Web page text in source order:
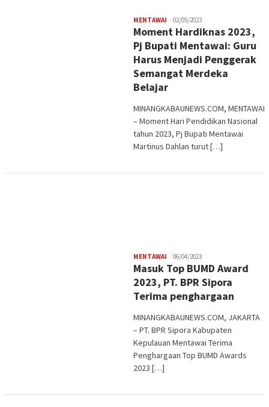
MENTAWAI Redaksi
02/05/2023
Moment Hardiknas 2023,
Pj Bupati Mentawai: Guru
Harus Menjadi Penggerak
Semangat Merdeka
Belajar
MINANGKABAUNEWS.COM, MENTAWAI
– Moment Hari Pendidikan Nasional
tahun 2023, Pj Bupati Mentawai
Martinus Dahlan turut […]
MENTAWAI Redaksi
06/04/2023
Masuk Top BUMD Award
2023, PT. BPR Sipora
Terima penghargaan
MINANGKABAUNEWS.COM, JAKARTA
– PT. BPR Sipora Kabupaten
Kepulauan Mentawai Terima
Penghargaan Top BUMD Awards
2023 […]